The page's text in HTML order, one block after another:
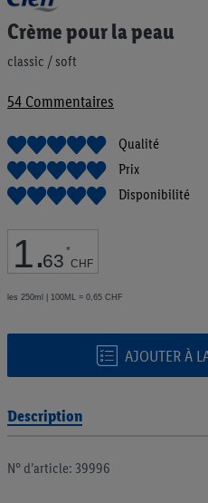
Crème pour la peau
classic / soft
54 Commentaires
Qualité
Prix
Disponibilité
1.63 *
CHF
les 250ml | 100ML = 0,65 CHF
AJOUTER À
au
début
la
d’images
Description
N° d’article: 39996